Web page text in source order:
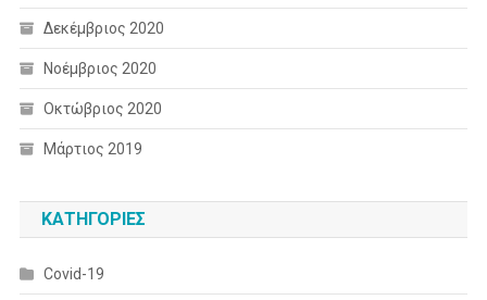
Δεκέμβριος 2020
Νοέμβριος 2020
Οκτώβριος 2020
Μάρτιος 2019
KΑΤΗΓΟΡΊΕΣ
Covid-19